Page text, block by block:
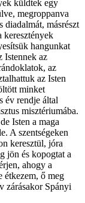
küldtek egy
megroppanva
diadalmát, másrészt
keresztények
hangunkat
Istennek az
az
az Isten
minket
év rendje által
misztériumába.
Isten a maga
A szentségeken
keresztül, jóra
jön és kopogtat a
ahogy a
étkezem, ő meg
zárásakor Spányi